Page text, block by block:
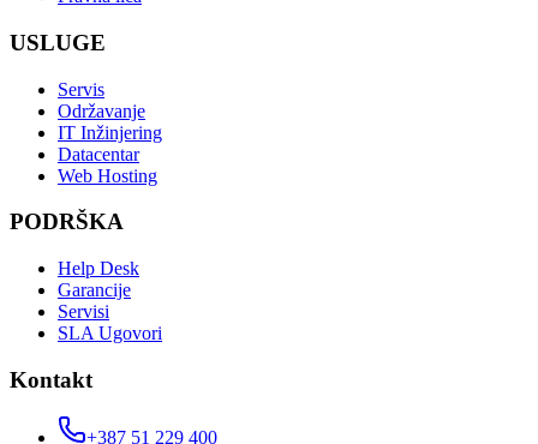
USLUGE
Servis
Održavanje
IT Inžinjering
Datacentar
Web Hosting
PODRŠKA
Help Desk
Garancije
Servisi
SLA Ugovori
Kontakt
+387 51 229 400